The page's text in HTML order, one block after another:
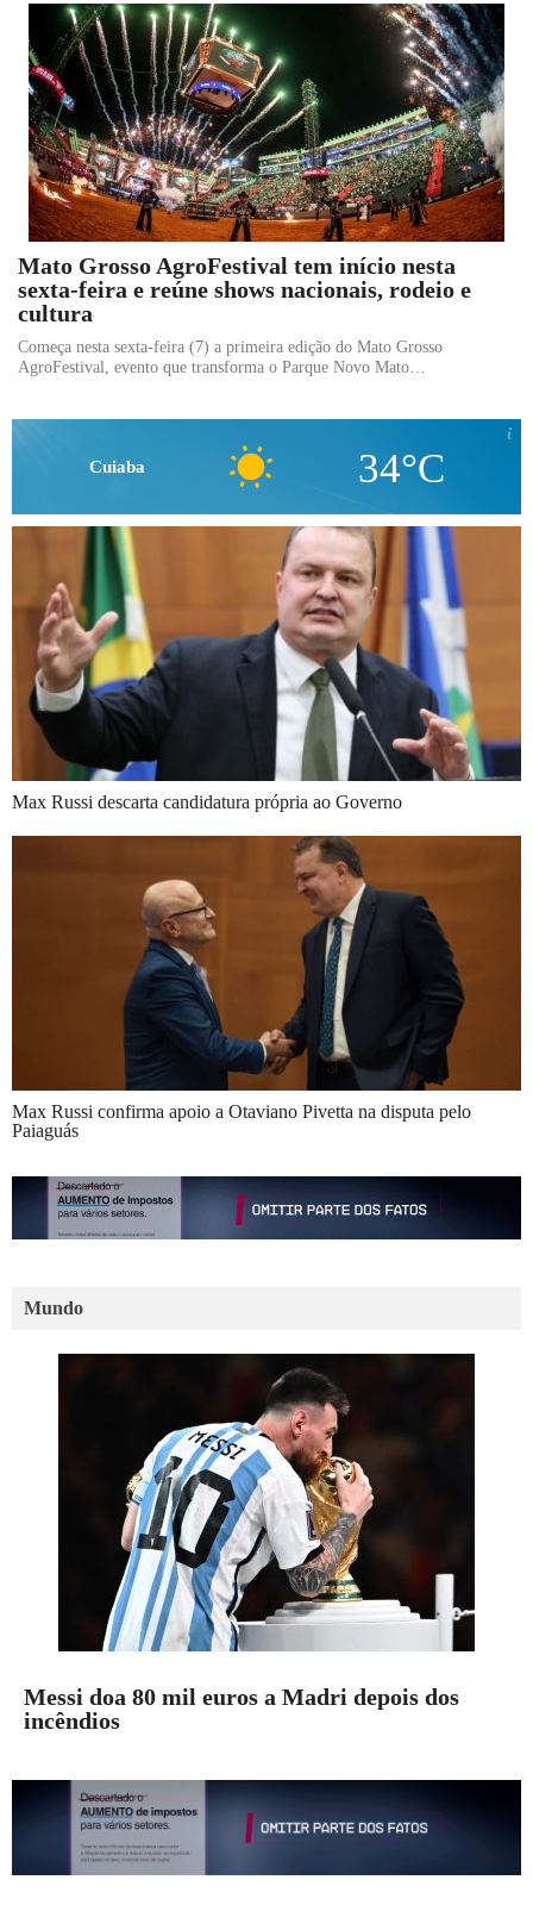
Mato Grosso AgroFestival tem início nesta
sexta-feira e reúne shows nacionais, rodeio e
cultura
Começa nesta sexta-feira (7) a primeira edição do Mato Grosso
AgroFestival, evento que transforma o Parque Novo Mato…
Cuiaba 34°C
Max Russi descarta candidatura própria ao Governo
Max Russi confirma apoio a Otaviano Pivetta na disputa pelo
Paiaguás
Mundo
Messi doa 80 mil euros a Madri depois dos
incêndios